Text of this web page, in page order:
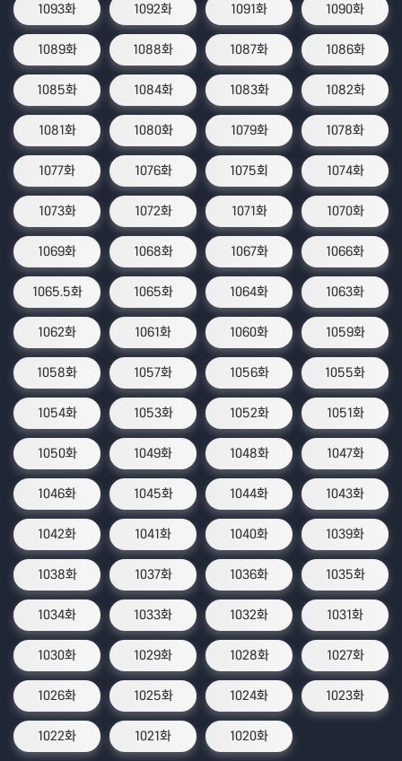
1093화 1092화 1091화 1090화
1089화 1088화 1087화 1086화
1085화 1084화 1083화 1082화
1081화 1080화 1079화 1078화
1077화 1076화 1075회 1074화
1073화 1072화 1071화 1070화
1069화 1068화 1067화 1066화
1065.5화 1065화 1064화 1063화
1062화 1061화 1060화 1059화
1058화 1057화 1056화 1055화
1054화 1053화 1052화 1051화
1050화 1049화 1048화 1047화
1046화 1045화 1044화 1043화
1042화 1041화 1040화 1039화
1038화 1037화 1036화 1035화
1034화 1033화 1032화 1031화
1030화 1029화 1028화 1027화
1026화 1025화 1024화 1023화
1022화 1021화 1020화